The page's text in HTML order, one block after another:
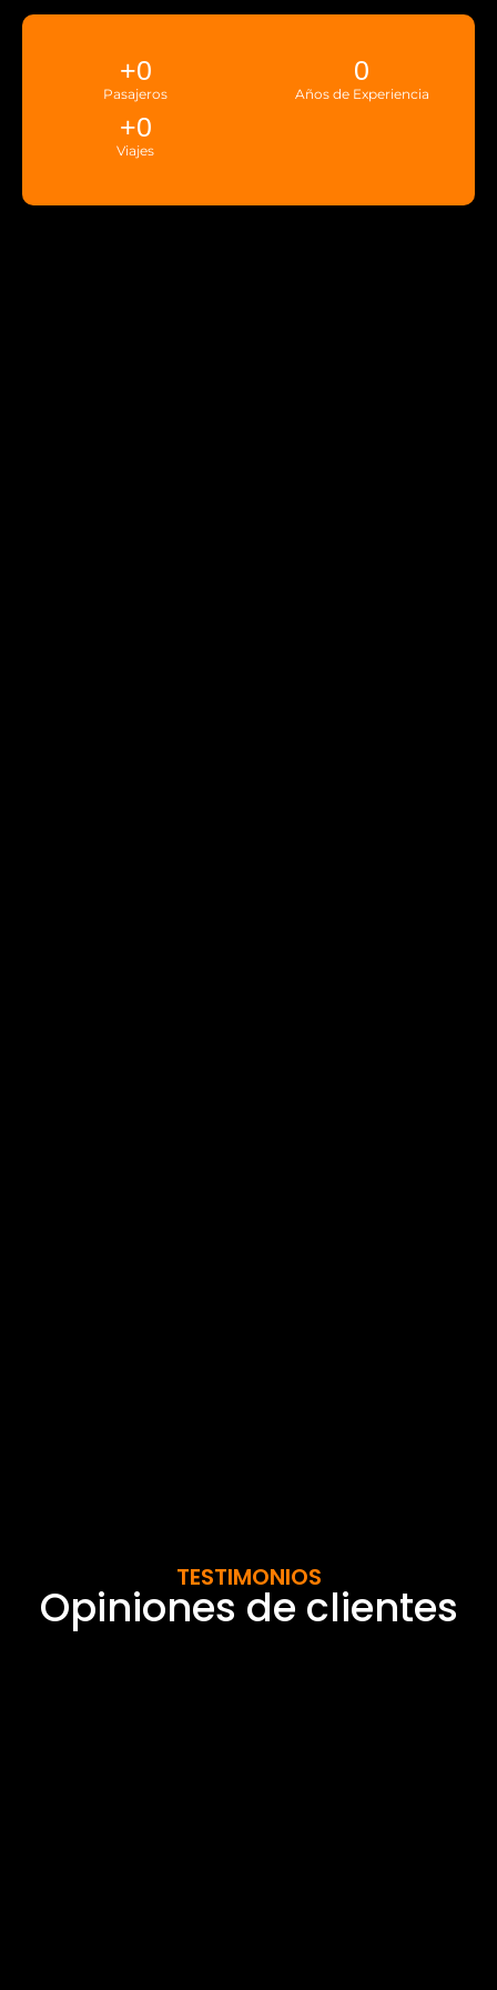
Pasajeros
+0
Años de Experiencia
0
Viajes
+0
TESTIMONIOS
Opiniones de clientes